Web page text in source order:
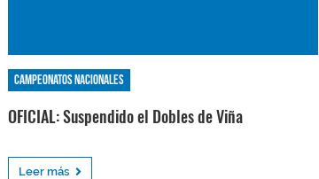
Campeonatos nacionales
OFICIAL: Suspendido el Dobles de Viña
Leer más